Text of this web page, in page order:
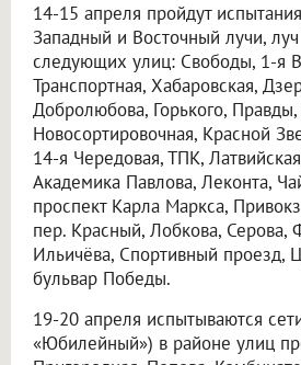
14-15 апреля пройдут
Западный и Восточный лучи,
следующих улиц: Свободы, 1-я
Транспортная, Хабаровская,
Добролюбова, Горького, Правды,
Новосортировочная, Красной
14-я Чередовая, ТПК,
Академика Павлова, Леконта,
проспект Карла Маркса,
пер. Красный, Лобкова, Серова,
Ильичёва, Спортивный проезд,
бульвар Победы.
19-20 апреля испытываются
«Юбилейный») в районе улиц